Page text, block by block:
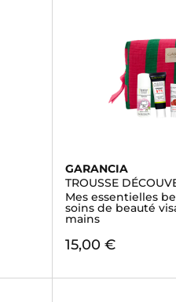
GARANCIA
TROUSSE
Mes essentielles
soins de beauté
mains
15,00 €